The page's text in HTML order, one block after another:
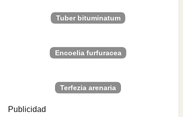
Tuber bituminatum
Encoelia furfuracea
Terfezia arenaria
Publicidad